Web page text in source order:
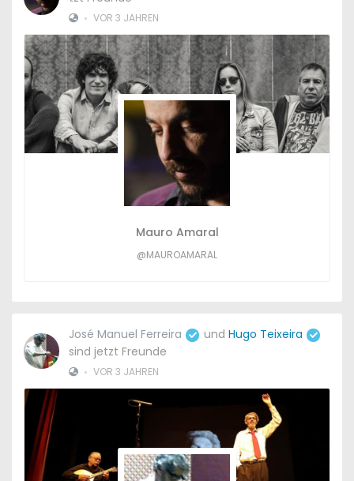
• VOR 3 JAHREN
Mauro Amaral
@MAUROAMARAL
José Manuel Ferreira und Hugo Teixeira
sind jetzt Freunde
• VOR 3 JAHREN